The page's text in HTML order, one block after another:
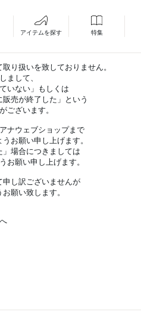
アイテムを探す 特集
り扱いを致しておりません。
まして、
いない」もしくは
販売が終了した」という
ございます。
ナウェブショップまで
お願い申し上げます。
場合につきましては
願い申し上げます。
申し訳ございませんが
願い致します。